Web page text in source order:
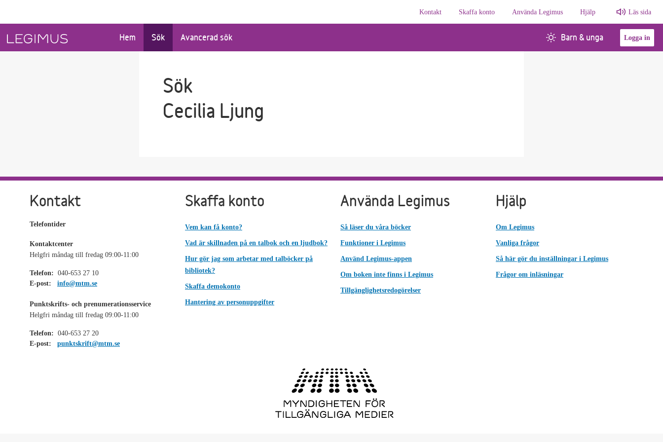
Kontakt
Skaffa konto Använda Legimus Hjälp Läs sida
Hem Sök Avancerad sök Barn & unga Logga in
Sök
Cecilia Ljung
Kontakt
Telefontider
Kontaktcenter
Helgfri måndag till fredag 09:00-11:00
Telefon: 040-653 27 10
E-post:
info@mtm.se
Punktskrifts- och prenumerationsservice
Helgfri måndag till fredag 09:00-11:00
Telefon: 040-653 27 20
E-post:
punktskrift@mtm.se
Skaffa konto
Vem kan få konto?
Vad är skillnaden på en talbok och en ljudbok?
Hur gör jag som arbetar med talböcker på
bibliotek?
Skaffa demokonto
Hantering av personuppgifter
Använda Legimus
Så läser du våra böcker
Funktioner i Legimus
Använd Legimus-appen
Om boken inte finns i Legimus
Tillgänglighetsredogörelser
Hjälp
Om Legimus
Vanliga frågor
Så här gör du inställningar i Legimus
Frågor om inläsningar